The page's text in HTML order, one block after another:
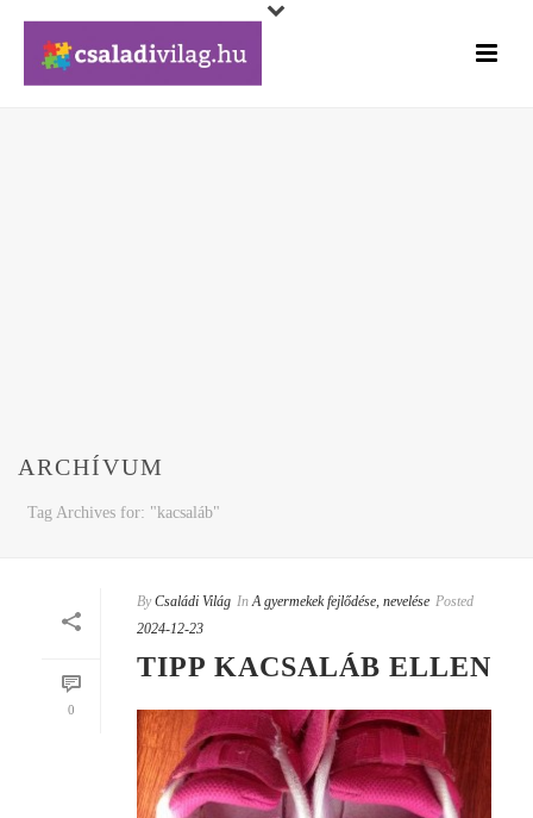
ARCHÍVUM
Tag Archives for: "kacsaláb"
0
By Családi Világ In A gyermekek fejlődése, nevelése Posted
2024-12-23
TIPP KACSALÁB ELLEN